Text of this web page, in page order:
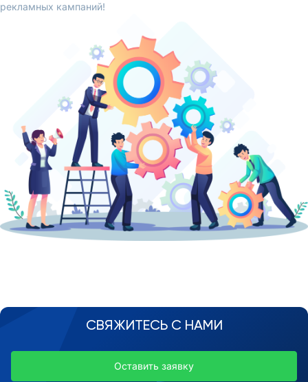
рекламных кампаний!
СВЯЖИТЕСЬ С НАМИ
Оставить заявку